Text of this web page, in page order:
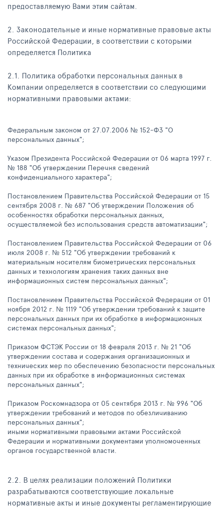
предоставляемую Вами этим сайтам.
2. Законодательные и иные нормативные правовые акты
Российской Федерации, в соответствии с которыми
определяется Политика
2.1. Политика обработки персональных данных в
Компании определяется в соответствии со следующими
нормативными правовыми актами:
Федеральным законом от 27.07.2006 № 152-ФЗ "О
персональных данных";
Указом Президента Российской Федерации от 06 марта 1997 г.
№ 188 "Об утверждении Перечня сведений
конфиденциального характера";
Постановлением Правительства Российской Федерации от 15
сентября 2008 г. № 687 "Об утверждении Положения об
особенностях обработки персональных данных,
осуществляемой без использования средств автоматизации";
Постановлением Правительства Российской Федерации от 06
июля 2008 г. № 512 "Об утверждении требований к
материальным носителям биометрических персональных
данных и технологиям хранения таких данных вне
информационных систем персональных данных";
Постановлением Правительства Российской Федерации от 01
ноября 2012 г. № 1119 "Об утверждении требований к защите
персональных данных при их обработке в информационных
системах персональных данных";
Приказом ФСТЭК России от 18 февраля 2013 г. № 21 "Об
утверждении состава и содержания организационных и
технических мер по обеспечению безопасности персональных
данных при их обработке в информационных системах
персональных данных";
Приказом Роскомнадзора от 05 сентября 2013 г. № 996 "Об
утверждении требований и методов по обезличиванию
персональных данных";
иными нормативными правовыми актами Российской
Федерации и нормативными документами уполномоченных
органов государственной власти.
2.2. В целях реализации положений Политики
разрабатываются соответствующие локальные
нормативные акты и иные документы регламентирующие